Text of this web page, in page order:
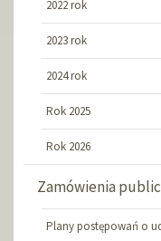
2022 rok
2023 rok
2024 rok
Rok 2025
Rok 2026
Zamówienia
Plany postępowań o